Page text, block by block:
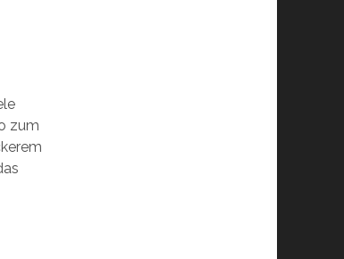
zum